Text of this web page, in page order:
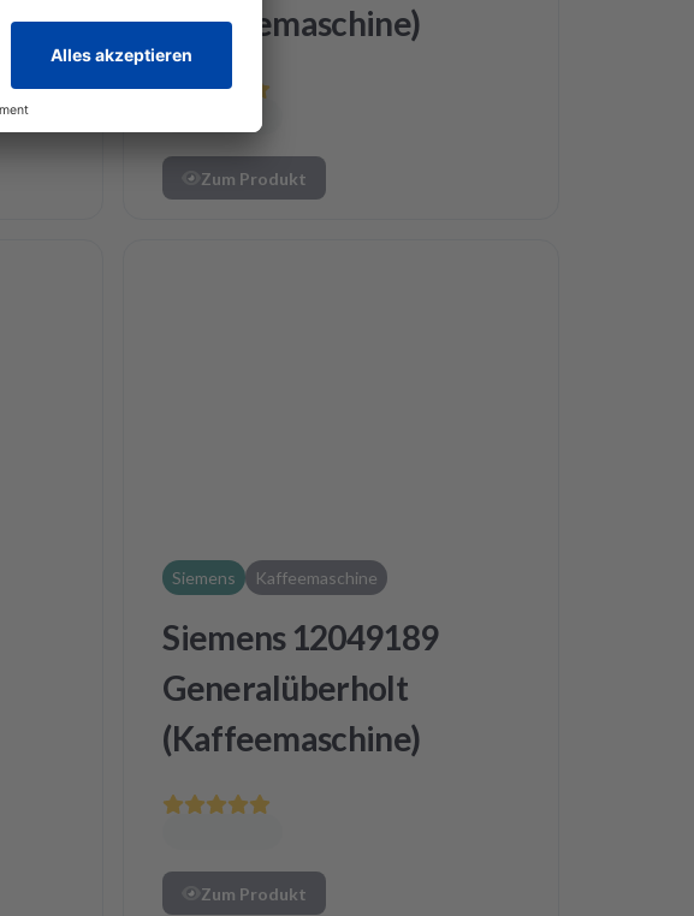
(Kaffeemaschine)
Zum Produkt
Siemens Kaffeemaschine
Siemens 12049189
Generalüberholt
(Kaffeemaschine)
Zum Produkt